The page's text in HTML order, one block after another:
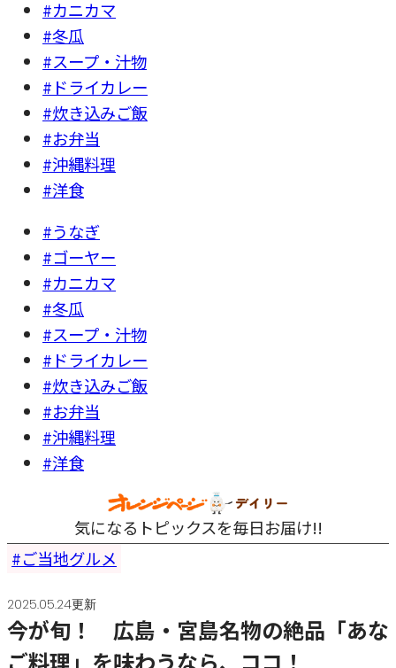
#カニカマ
#冬瓜
#スープ・汁物
#ドライカレー
#炊き込みご飯
#お弁当
#沖縄料理
#洋食
#うなぎ
#ゴーヤー
#カニカマ
#冬瓜
#スープ・汁物
#ドライカレー
#炊き込みご飯
#お弁当
#沖縄料理
#洋食
気になるトピックスを毎日お届け!!
ご当地グルメ
2025.05.24更新
今が旬！ 広島・宮島名物の絶品「あな
ご料理」を味わうなら、ココ！